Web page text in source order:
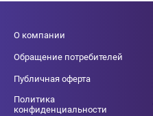
О компании
Обращение потребителей
Публичная оферта
Политика
конфиденциальности